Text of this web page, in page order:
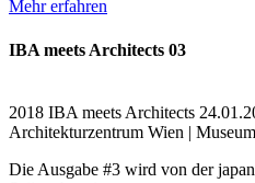
Mehr erfahren
IBA meets Architects 03
2018 IBA meets Architects
Architekturzentrum Wien |
Die Ausgabe #3 wird von der